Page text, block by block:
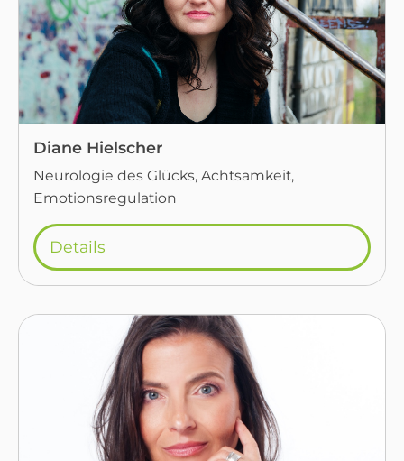
Diane Hielscher
Neurologie des Glücks, Achtsamkeit,
Emotionsregulation
Details